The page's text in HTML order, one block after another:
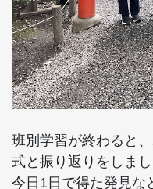
班別学習が終わると
式と振り返りをしまし
今日1日で得た発見な